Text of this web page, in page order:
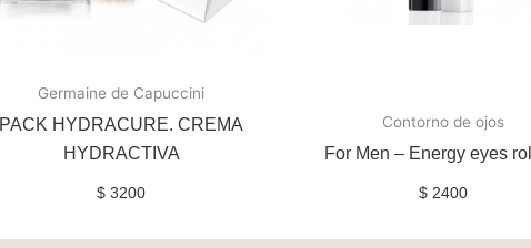
Germaine de Capuccini
PACK HYDRACURE. CREMA
HYDRACTIVA
$ 3200
Contorno de ojos
For Men – Energy eyes
$ 2400